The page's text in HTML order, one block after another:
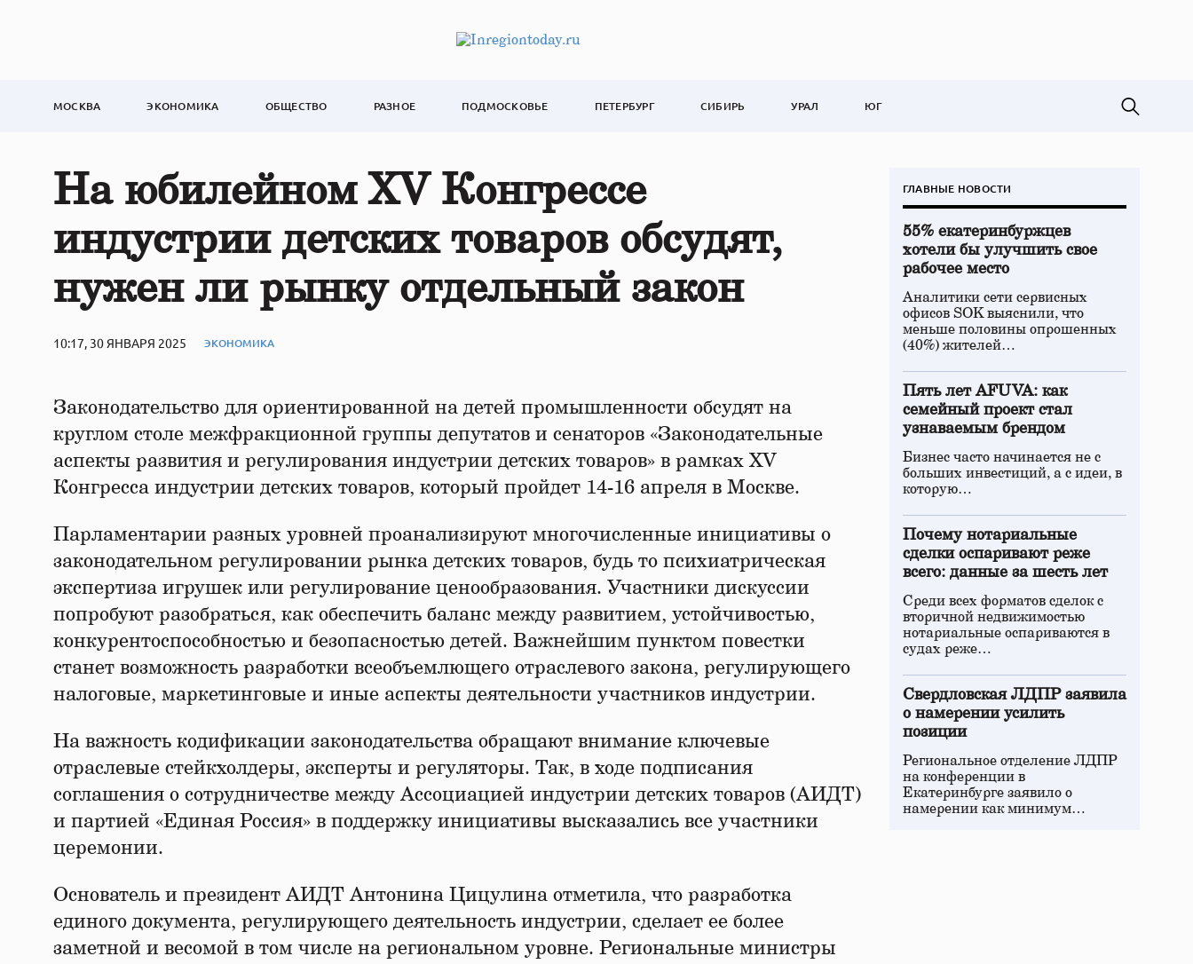
МОСКВА ЭКОНОМИКА ОБЩЕСТВО РАЗНОЕ ПОДМОСКОВЬЕ ПЕТЕРБУРГ СИБИРЬ УРАЛ ЮГ
На юбилейном XV Конгрессе
индустрии детских товаров обсудят,
нужен ли рынку отдельный закон
10:17, 30 ЯНВАРЯ 2025 ЭКОНОМИКА
Законодательство для ориентированной на детей промышленности обсудят на
круглом столе межфракционной группы депутатов и сенаторов «Законодательные
аспекты развития и регулирования индустрии детских товаров» в рамках XV
Конгресса индустрии детских товаров, который пройдет 14-16 апреля в Москве.
Парламентарии разных уровней проанализируют многочисленные инициативы о
законодательном регулировании рынка детских товаров, будь то психиатрическая
экспертиза игрушек или регулирование ценообразования. Участники дискуссии
попробуют разобраться, как обеспечить баланс между развитием, устойчивостью,
конкурентоспособностью и безопасностью детей. Важнейшим пунктом повестки
станет возможность разработки всеобъемлющего отраслевого закона, регулирующего
налоговые, маркетинговые и иные аспекты деятельности участников индустрии.
На важность кодификации законодательства обращают внимание ключевые
отраслевые стейкхолдеры, эксперты и регуляторы. Так, в ходе подписания
соглашения о сотрудничестве между Ассоциацией индустрии детских товаров (АИДТ)
и партией «Единая Россия» в поддержку инициативы высказались все участники
церемонии.
Основатель и президент АИДТ Антонина Цицулина отметила, что разработка
единого документа, регулирующего деятельность индустрии, сделает ее более
заметной и весомой в том числе на региональном уровне. Региональные министры
ГЛАВНЫЕ НОВОСТИ
55% екатеринбуржцев
хотели бы улучшить свое
рабочее место
Аналитики сети сервисных
офисов SOK выяснили, что
меньше половины опрошенных
(40%) жителей…
Пять лет AFUVA: как
семейный проект стал
узнаваемым брендом
Бизнес часто начинается не с
больших инвестиций, а с идеи, в
которую…
Почему нотариальные
сделки оспаривают реже
всего: данные за шесть лет
Среди всех форматов сделок с
вторичной недвижимостью
нотариальные оспариваются в
судах реже…
Свердловская ЛДПР заявила
о намерении усилить
позиции
Региональное отделение ЛДПР
на конференции в
Екатеринбурге заявило о
намерении как минимум…